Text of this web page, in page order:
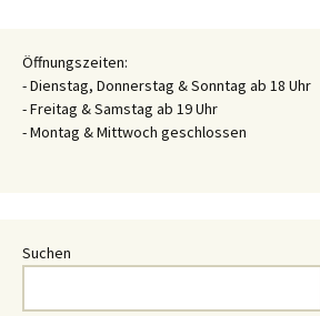
Öffnungszeiten:
- Dienstag, Donnerstag & Sonntag ab 18 Uhr
- Freitag & Samstag ab 19 Uhr
- Montag & Mittwoch geschlossen
Suchen